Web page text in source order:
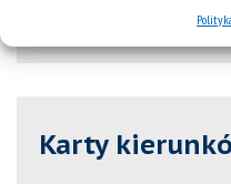
Karty